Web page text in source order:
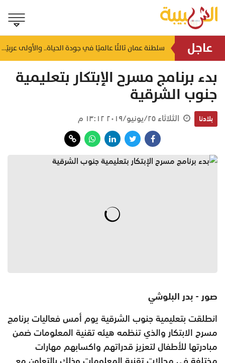
عاجل منذ ٣ ساعات سلطنة عمان ثالثًا عالميًا في جودة الحياة.. والأولى عربيًا وآسيويًا
بدء برنامج مسرح الإبتكار بتعليمية
جنوب الشرقية
بلادنا الثلاثاء ٢٥/يونيو/٢٠١٩ ١٣:١٢ م
صور - بدر البلوشي
انطلقت بتعليمية جنوب الشرقية يوم أمس فعاليات برنامج
مسرح الابتكار والذي تنظمه هيئه تقنية المعلومات ضمن
مبادرتها للأطفال لتعزيز قدراتهم واكسابهم مهارات